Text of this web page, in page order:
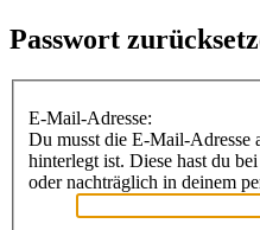
Passwort
E-Mail-Adresse:
Du musst die E-Mail-Adresse
hinterlegt ist. Diese hast du
oder nachträglich in deinem